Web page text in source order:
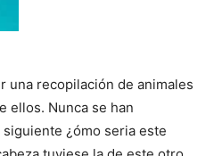
una recopilación de animales
ellos. Nunca se han
¿ómo seria este